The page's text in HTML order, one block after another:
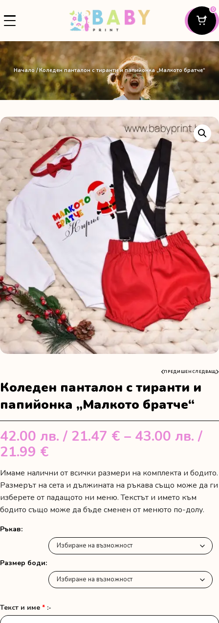
0
Начало/ Коледен панталон с тиранти и папийонка „Малкото братче“
ПРЕДИШЕН СЛЕДВАЩ
Коледен панталон с тиранти и
папийонка „Малкото братче“
42.00 лв. / 21.47 € – 43.00 лв. /
21.99 €
range:
42.00 лв.
/
21.47 €
43.00 лв.
21.99 €
Имаме налични от всички размери на комплекта и бодито.
Размерът на сета и дължината на ръкава също може да ги
изберете от падащото ни меню. Текстът и името към
бодито също може да бъде сменен от менюто по-долу.
Ръкав
Размер боди
Текст и име * :-